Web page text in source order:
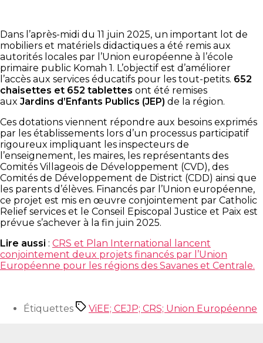
Dans l’après-midi du 11 juin 2025, un important lot de
mobiliers et matériels didactiques a été remis aux
autorités locales par l’Union européenne à l’école
primaire public Komah 1. L’objectif est d’améliorer
l’accès aux services éducatifs pour les tout-petits. 652
chaisettes et 652 tablettes ont été remises
aux Jardins d’Enfants Publics (JEP) de la région.
Ces dotations viennent répondre aux besoins exprimés
par les établissements lors d’un processus participatif
rigoureux impliquant les inspecteurs de
l’enseignement, les maires, les représentants des
Comités Villageois de Développement (CVD), des
Comités de Développement de District (CDD) ainsi que
les parents d’élèves. Financés par l’Union européenne,
ce projet est mis en œuvre conjointement par Catholic
Relief services et le Conseil Episcopal Justice et Paix est
prévue s’achever à la fin juin 2025.
Lire aussi : CRS et Plan International lancent
conjointement deux projets financés par l’Union
Européenne pour les régions des Savanes et Centrale.
Étiquettes ViEE; CEJP; CRS; Union Européenne